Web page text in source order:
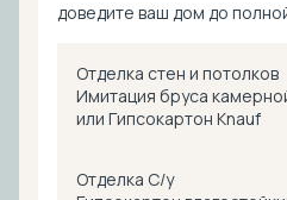
доведите ваш дом до
Отделка стен и потолков
Имитация бруса
или Гипсокартон Knauf
Отделка С/у